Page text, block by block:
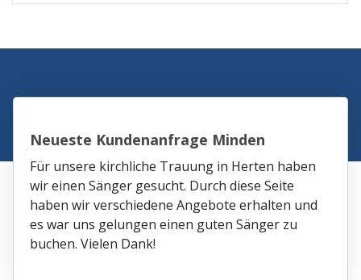
Neueste Kundenanfrage Minden
Für unsere kirchliche Trauung in Herten haben
wir einen Sänger gesucht. Durch diese Seite
haben wir verschiedene Angebote erhalten und
es war uns gelungen einen guten Sänger zu
buchen. Vielen Dank!